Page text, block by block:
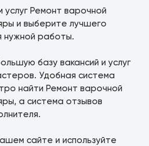
услуг Ремонт варочной
и выберите лучшего
нужной работы.
базу вакансий и услуг
Удобная система
найти Ремонт варочной
а система отзывов
сайте и используйте